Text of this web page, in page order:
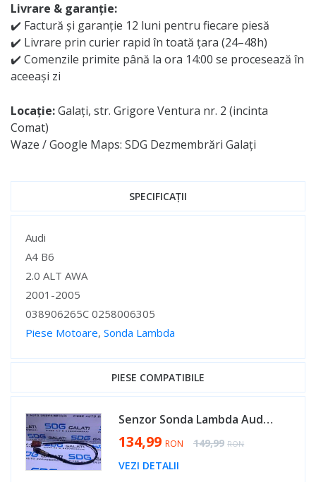
Livrare & garanție:
✔️ Factură și garanție 12 luni pentru fiecare piesă
✔️ Livrare prin curier rapid în toată țara (24–48h)
✔️ Comenzile primite până la ora 14:00 se procesează în
aceeași zi
Locație:Galați, str. Grigore Ventura nr. 2 (incinta
Comat)
Waze / Google Maps: SDG Dezmembrări Galați
SPECIFICAȚII
Specificații
Audi
A4 B6
2.0 ALT AWA
2001-2005
038906265C 0258006305
Piese Motoare, Sonda Lambda
PIESE COMPATIBILE
Senzor Sonda Lambda Audi A4 B6 1.8 T 2001 - 2005 Cod 038906265C 0258006305 [AV0438]
Special Price
134,99 RON Regular Price
149,99 RON
VEZI DETALII